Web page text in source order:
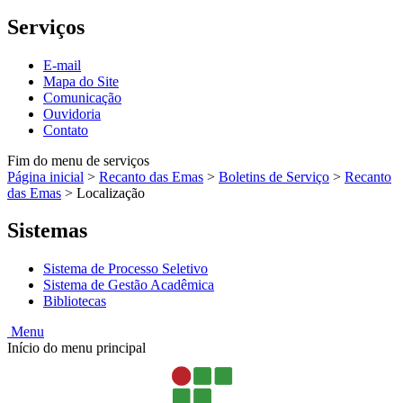
Serviços
E-mail
Mapa do Site
Comunicação
Ouvidoria
Contato
Fim do menu de serviços
Página inicial > Recanto das Emas > Boletins de Serviço > Recanto
das Emas > Localização
Sistemas
Sistema de Processo Seletivo
Sistema de Gestão Acadêmica
Bibliotecas
Menu
Início do menu principal